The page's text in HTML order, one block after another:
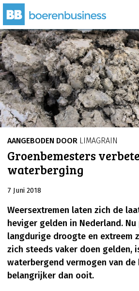
AANGEBODEN DOOR LIMAGRAIN
Groenbemesters
waterberging
7 Juni 2018
Weersextremen laten zich de
heviger gelden in Nederland.
langdurige droogte en extreem
zich steeds vaker doen gelden,
waterbergend vermogen van de
belangrijker dan ooit.